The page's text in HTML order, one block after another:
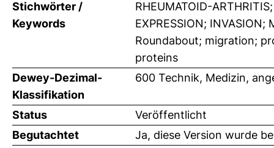
Stichwörter /
Keywords
RHEUMATOID-
EXPRESSION;
Roundabout; migration;
proteins
Dewey-Dezimal-
Klassifikation
600 Technik, Medizin,
Status
Veröffentlicht
Begutachtet
Ja, diese Version wurde